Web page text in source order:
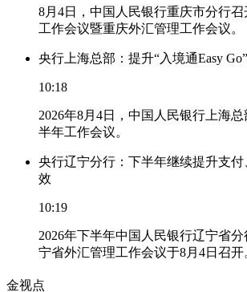
8月4日，中国人民银行重庆市分行召
工作会议暨重庆外汇管理工作会议。
央行上海总部：提升“入境通Easy
10:18
2026年8月4日，中国人民银行上海
半年工作会议。
央行辽宁分行：下半年继续提升支
效
10:19
2026年下半年中国人民银行辽宁省
宁省外汇管理工作会议于8月4日召开
金视点